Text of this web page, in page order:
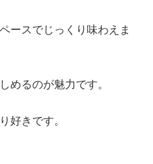
ースでじっくり味わえま
めるのが魅力です。
好きです。